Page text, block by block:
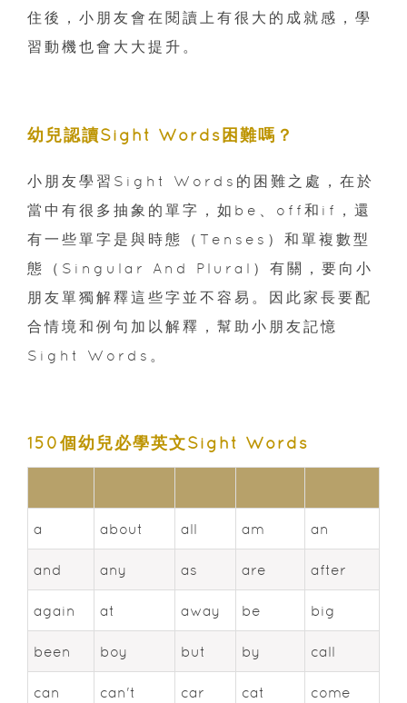
住後，小朋友會在閱讀上有很大的成就感，學
習動機也會大大提升。
幼兒認讀Sight Words困難嗎？
小朋友學習Sight Words的困難之處，在於
當中有很多抽象的單字，如be、off和if，還
有一些單字是與時態（Tenses）和單複數型
態（Singular And Plural）有關，要向小
朋友單獨解釋這些字並不容易。因此家長要配
合情境和例句加以解釋，幫助小朋友記憶
Sight Words。
150個幼兒必學英文Sight Words
a about all am an
and any as are after
again at away be big
been boy but by call
can can't car cat come